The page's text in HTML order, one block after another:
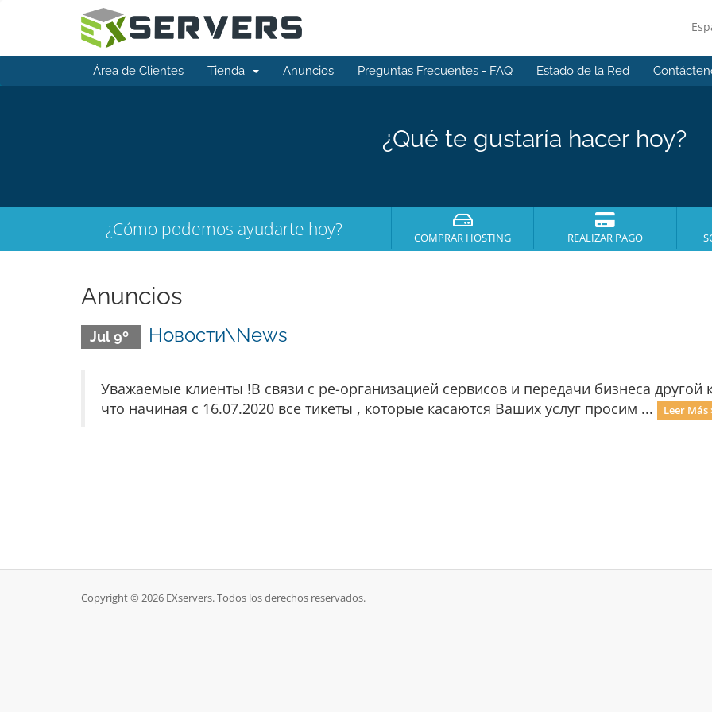
Área de Clientes Tienda Anuncios Preguntas Frecuentes - FAQ Estado de la Red
¿Qué te gustaría hacer hoy?
¿Cómo podemos ayudarte hoy? COMPRAR HOSTING REALIZAR PAGO
Anuncios
Jul 9º Новости\News
Уважаемые клиенты !В связи с ре-организацией сервисов и передачи бизнеса
что начиная с 16.07.2020 все тикеты , которые касаются Ваших услуг просим ...
Leer Más
Copyright © 2026 EXservers. Todos los derechos reservados.